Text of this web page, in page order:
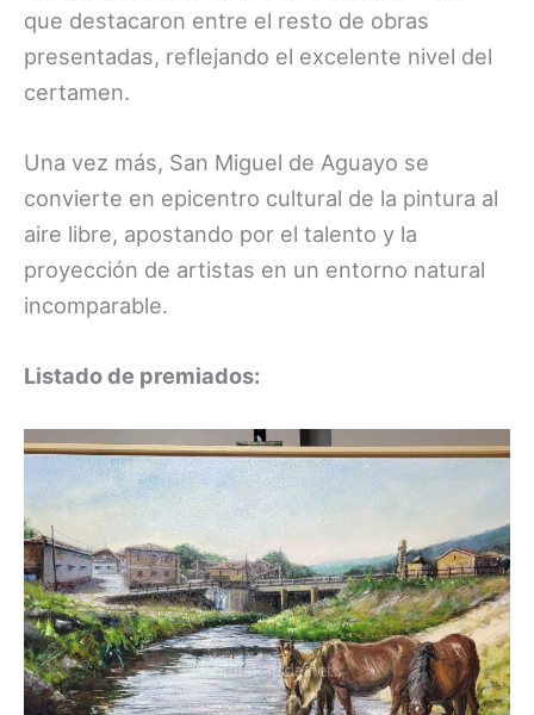
que destacaron entre el resto de obras
presentadas, reflejando el excelente nivel del
certamen.
Una vez más, San Miguel de Aguayo se
convierte en epicentro cultural de la pintura al
aire libre, apostando por el talento y la
proyección de artistas en un entorno natural
incomparable.
Listado de premiados: